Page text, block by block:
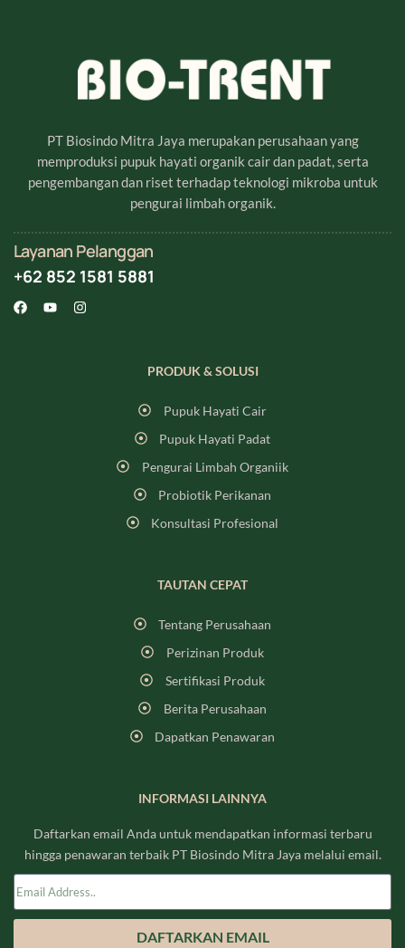
PT Biosindo Mitra Jaya merupakan perusahaan yang
memproduksi pupuk hayati organik cair dan padat, serta
pengembangan dan riset terhadap teknologi mikroba untuk
pengurai limbah organik.
Layanan Pelanggan
+62 852 1581 5881
PRODUK & SOLUSI
Pupuk Hayati Cair
Pupuk Hayati Padat
Pengurai Limbah Organiik
Probiotik Perikanan
Konsultasi Profesional
TAUTAN CEPAT
Tentang Perusahaan
Perizinan Produk
Sertifikasi Produk
Berita Perusahaan
Dapatkan Penawaran
INFORMASI LAINNYA
Daftarkan email Anda untuk mendapatkan informasi terbaru
hingga penawaran terbaik PT Biosindo Mitra Jaya melalui email.
DAFTARKAN EMAIL